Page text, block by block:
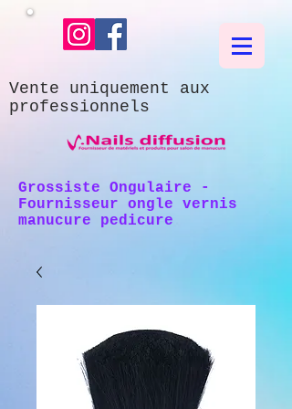
Vente uniquement aux
professionnels
Grossiste Ongulaire -
Fournisseur ongle vernis
manucure pedicure